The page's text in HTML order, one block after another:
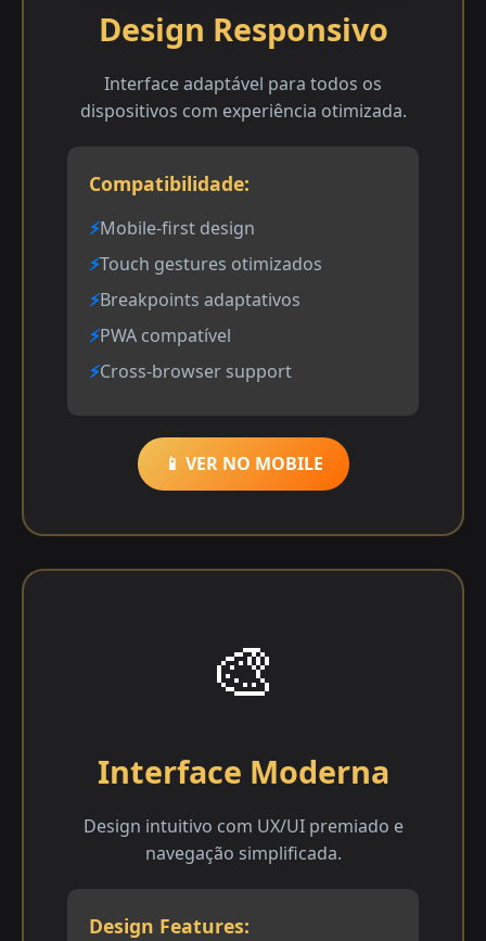
Design Responsivo
Interface adaptável para todos os
dispositivos com experiência otimizada.
Compatibilidade:
Mobile-first design
Touch gestures otimizados
Breakpoints adaptativos
PWA compatível
Cross-browser support
📱 VER NO MOBILE
🎨
Interface Moderna
Design intuitivo com UX/UI premiado e
navegação simplificada.
Design Features: